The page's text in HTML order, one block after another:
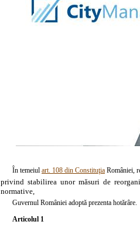
În temeiul art. 108 din Constituţia României,
privind stabilirea unor măsuri de
normative,
Guvernul României adoptă prezenta hotărâre.
Articolul 1